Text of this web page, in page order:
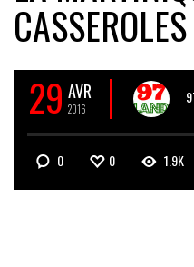
CASSEROLES
29 AVR
2016
0 0 1.9K